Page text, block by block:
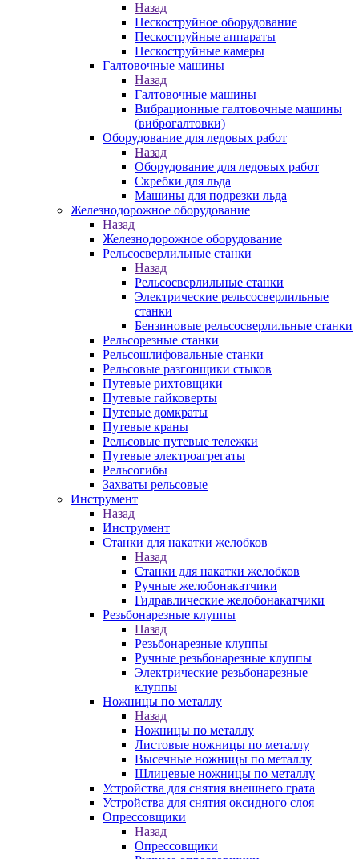
Назад
Пескоструйное оборудование
Пескоструйные аппараты
Пескоструйные камеры
Галтовочные машины
Назад
Галтовочные машины
Вибрационные галтовочные машины
(виброгалтовки)
Оборудование для ледовых работ
Назад
Оборудование для ледовых работ
Скребки для льда
Машины для подрезки льда
Железнодорожное оборудование
Назад
Железнодорожное оборудование
Рельсосверлильные станки
Назад
Рельсосверлильные станки
Электрические рельсосверлильные
станки
Бензиновые рельсосверлильные станки
Рельсорезные станки
Рельсошлифовальные станки
Рельсовые разгонщики стыков
Путевые рихтовщики
Путевые гайковерты
Путевые домкраты
Путевые краны
Рельсовые путевые тележки
Путевые электроагрегаты
Рельсогибы
Захваты рельсовые
Инструмент
Назад
Инструмент
Станки для накатки желобков
Назад
Станки для накатки желобков
Ручные желобонакатчики
Гидравлические желобонакатчики
Резьбонарезные клуппы
Назад
Резьбонарезные клуппы
Ручные резьбонарезные клуппы
Электрические резьбонарезные
клуппы
Ножницы по металлу
Назад
Ножницы по металлу
Листовые ножницы по металлу
Высечные ножницы по металлу
Шлицевые ножницы по металлу
Устройства для снятия внешнего грата
Устройства для снятия оксидного слоя
Опрессовщики
Назад
Опрессовщики